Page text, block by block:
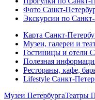
Фото Санкт-
Экскурсии по
Карта Санкт-
Музеи, галереи и
Гостиницы и отели
Полезная
Рестораны, кафе,
Lifestyle Санкт-
Музеи ПетербургаТеатры